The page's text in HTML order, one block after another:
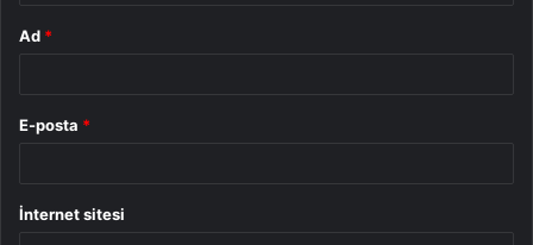
Ad *
E-posta *
İnternet sitesi